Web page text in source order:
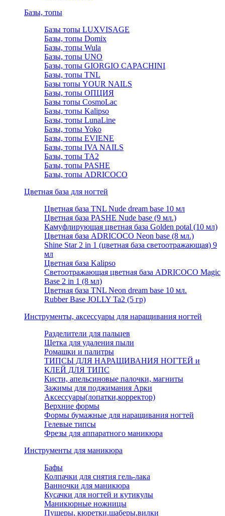
Базы, топы
Базы топы LUXVISAGE
Базы, топы Domix
Базы, топы Wula
Базы, топы UNO
Базы, топы GIORGIO CAPACHINI
Базы, топы TNL
Базы топы YOUR NAILS
Базы, топы ОПЦИЯ
Базы топы CosmoLac
Базы, топы Kalipso
Базы, топы LunaLine
Базы, топы Yoko
Базы, топы EVIENE
Базы, топы IVA NAILS
Базы, топы TA2
Базы, топы PASHE
Базы, топы ADRICOCO
Цветная база для ногтей
Цветная база TNL Nude dream base 10 мл
Цветная база PASHE Nude base (9 мл.)
Камуфлирующая цветная база Golden potal (10 мл)
Цветная база ADRICOCO Neon base (8 мл.)
Shine Star 2 in 1 (цветная база светоотражающая) 9
мл
Цветная база Kalipso
Светоотражающая цветная база ADRICOCO Magic
Base 2 in 1 (8 мл)
Цветная база TNL Neon dream base 10 мл.
Rubber Base JOLLY Ta2 (5 гр)
Инструменты, аксессуары для наращивания ногтей
Разделители для пальцев
Щетка для удаления пыли
Ромашки и палитры
ТИПСЫ ДЛЯ НАРАЩИВАНИЯ НОГТЕЙ и
КЛЕЙ ДЛЯ ТИПС
Кисти, апельсиновые палочки, магниты
Зажимы для поджимания Арки
Аксессуары(лопатки,корректор)
Верхние формы
Формы бумажные для наращивания ногтей
Гелевые типсы
Фрезы для аппаратного маникюра
Инструменты для маникюра
Бафы
Колпачки для снятия гель-лака
Ванночки для маникюра
Кусачки для ногтей и кутикулы
Маникюрные ножницы
Пушеры, кюретки,шаберы,вилки